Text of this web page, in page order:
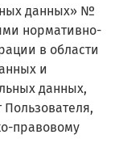
данных» №
нормативно-
в области
и
данных,
правовому